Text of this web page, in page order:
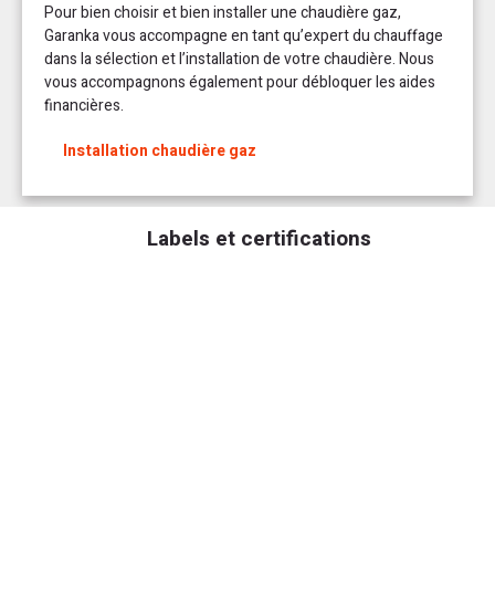
Pour bien choisir et bien installer une chaudière gaz,
Garanka vous accompagne en tant qu’expert du chauffage
dans la sélection et l’installation de votre chaudière. Nous
vous accompagnons également pour débloquer les aides
financières.
Installation chaudière gaz
Labels et certifications